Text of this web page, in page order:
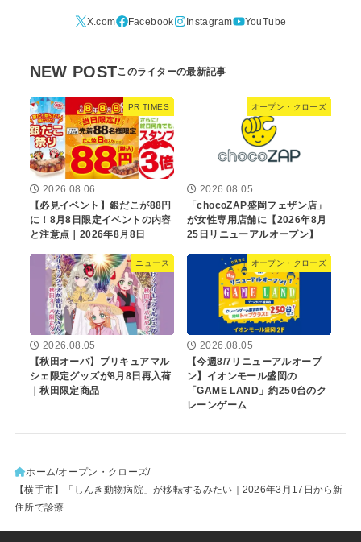
NEW POST
PR TIMES
2026.08.06
【必見イベント】銀だこが88円
に！8月8日限定イベントの内容
と注意点｜2026年8月8日
オープン・クローズ
2026.08.05
「chocoZAP盛岡フェザン店」
が女性専用店舗に【2026年8月
25日リニューアルオープン】
ニュース
2026.08.05
【秋田オーパ】プリキュアマル
シェ限定グッズが8月8日再入荷
｜秋田限定商品
オープン・クローズ
2026.08.05
【今週8/7リニューアルオープ
ン】イオンモール盛岡の
「GAME LAND」約250台のク
レーンゲーム
ホーム オープン・クローズ
【横手市】「しんき動物病院」が移転するみたい｜2026年3月17日から新
住所で診療